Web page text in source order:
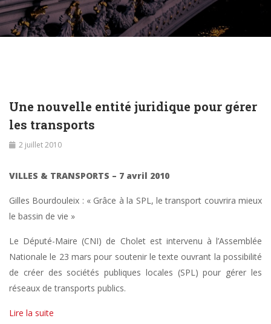
Une nouvelle entité juridique pour gérer
les transports
2 juillet 2010
VILLES & TRANSPORTS – 7 avril 2010
Gilles Bourdouleix : « Grâce à la SPL, le transport couvrira mieux
le bassin de vie »
Le Député-Maire (CNI) de Cholet est intervenu à l’Assemblée
Nationale le 23 mars pour soutenir le texte ouvrant la possibilité
de créer des sociétés publiques locales (SPL) pour gérer les
réseaux de transports publics.
Lire la suite